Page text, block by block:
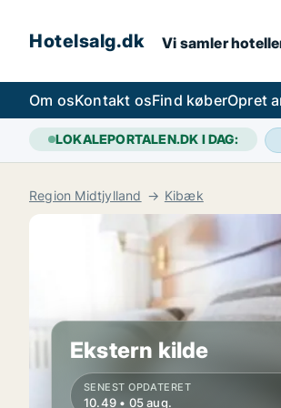
Hotelsalg.dk Vi samler
Om osKontakt osFind køberOpret
LOKALEPORTALEN.DK I DAG:
Region Midtjylland Kibæk
Ekstern kilde
SENEST OPDATERET
10.49 • 05 aug.